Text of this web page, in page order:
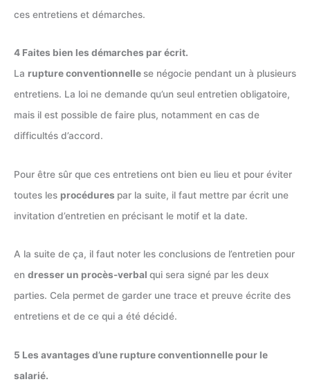
ces entretiens et démarches.
4 Faites bien les démarches par écrit.
La rupture conventionnelle se négocie pendant un à plusieurs
entretiens. La loi ne demande qu’un seul entretien obligatoire,
mais il est possible de faire plus, notamment en cas de
difficultés d’accord.
Pour être sûr que ces entretiens ont bien eu lieu et pour éviter
toutes les procédures par la suite, il faut mettre par écrit une
invitation d’entretien en précisant le motif et la date.
A la suite de ça, il faut noter les conclusions de l’entretien pour
en dresser un procès-verbal qui sera signé par les deux
parties. Cela permet de garder une trace et preuve écrite des
entretiens et de ce qui a été décidé.
5 Les avantages d’une rupture conventionnelle pour le
salarié.